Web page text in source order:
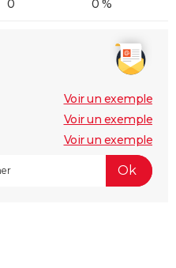
0 0 %
Voir un exemple
Voir un exemple
Voir un exemple